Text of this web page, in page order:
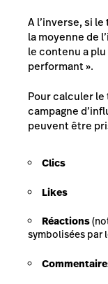
A l’inverse, si
la moyenne de
le contenu a plu
performant ».
Pour calculer le
campagne
peuvent être
Clics
Likes
Réactions
symbolisées par